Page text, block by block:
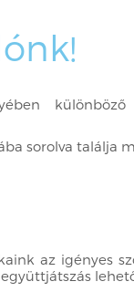
sorolva találja
az igényes